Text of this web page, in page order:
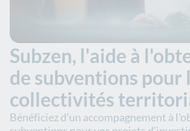
Subzen, l'aide à
de subventions pour
collectivités
Bénéficiez d'un accompagnement à